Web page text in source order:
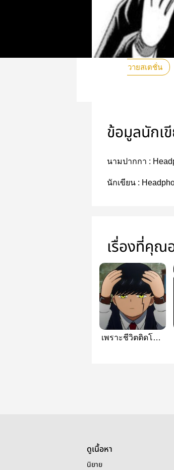
วายสเตชั่น
ข้อมูลนักเ
นามปากกา :
นักเขียน :
เรื่องที่คุณ
เพราะชีวิตติดโซน
ดูเนื้อหา
นิยาย